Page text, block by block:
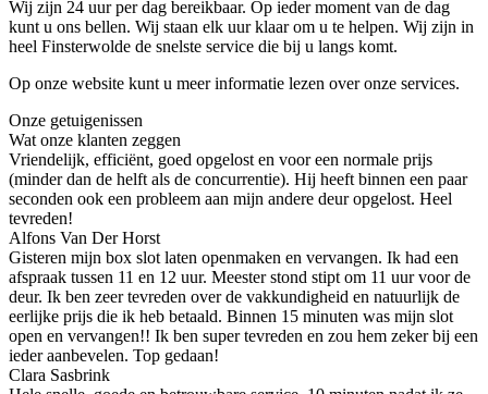
Wij zijn 24 uur per dag bereikbaar. Op ieder moment van de dag
kunt u ons bellen. Wij staan elk uur klaar om u te helpen. Wij zijn in
heel Finsterwolde de snelste service die bij u langs komt.
Op onze website kunt u meer informatie lezen over onze services.
Onze getuigenissen
Wat onze klanten zeggen
Vriendelijk, efficiënt, goed opgelost en voor een normale prijs
(minder dan de helft als de concurrentie). Hij heeft binnen een paar
seconden ook een probleem aan mijn andere deur opgelost. Heel
tevreden!
Alfons Van Der Horst
Gisteren mijn box slot laten openmaken en vervangen. Ik had een
afspraak tussen 11 en 12 uur. Meester stond stipt om 11 uur voor de
deur. Ik ben zeer tevreden over de vakkundigheid en natuurlijk de
eerlijke prijs die ik heb betaald. Binnen 15 minuten was mijn slot
open en vervangen!! Ik ben super tevreden en zou hem zeker bij een
ieder aanbevelen. Top gedaan!
Clara Sasbrink